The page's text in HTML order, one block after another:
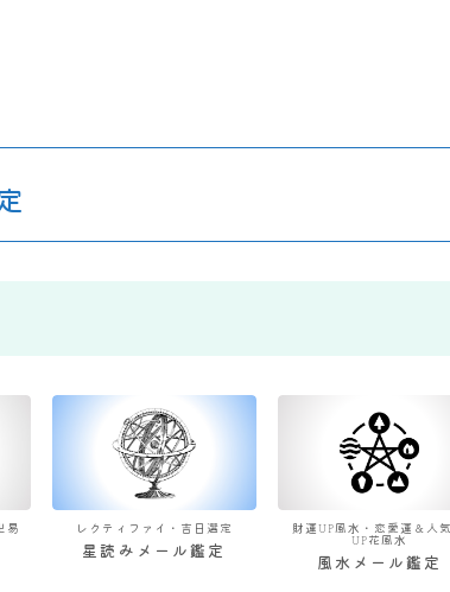
易
レクティファイ・吉日選定
星読みメール鑑定
財運UP風水・恋愛運＆人
UP花風水
風水メール鑑定